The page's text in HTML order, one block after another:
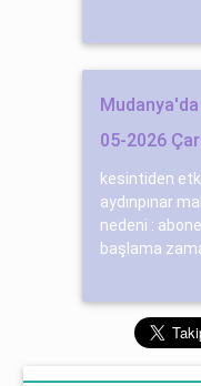
05-2026
kesintiden
aydınpınar
nedeni :
başlama